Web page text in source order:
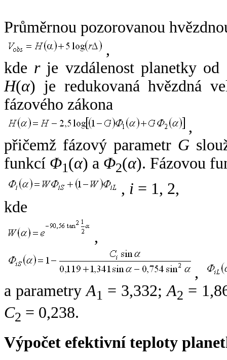
Průměrnou pozorovanou
,
kde rje vzdálenost planetky od
H(α) je redukovaná hvězdná
fázového zákona
,
přičemž fázový parametr G
funkcí Φ1(α) a Φ2(α). Fázovou
, i = 1, 2,
kde
,
,
a parametryA1 = 3,332;A2 =
C2 = 0,238.
Výpočet efektivní teploty